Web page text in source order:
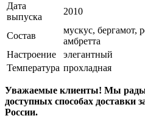
Дата
выпуска
2010
Состав
мускус, бергамот,
амбретта
Настроение
элегантный
Температура прохладная
Уважаемые клиенты! Мы
доступных способах доставки
России.